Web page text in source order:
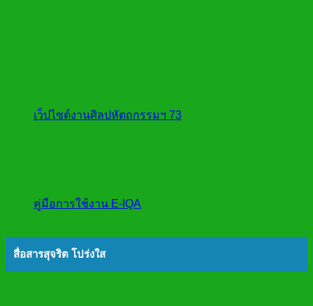
เว็ปไซต์งานศิลปหัตถกรรมฯ 73
คู่มือการใช้งาน E-IQA
สื่อสารสุจริต โปร่งใส